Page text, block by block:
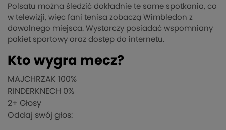
Polsatu można śledzić dokładnie te same spotkania, co
w telewizji, więc fani tenisa zobaczą Wimbledon z
dowolnego miejsca. Wystarczy posiadać wspomniany
pakiet sportowy oraz dostęp do internetu.
Kto wygra mecz?
MAJCHRZAK 100%
RINDERKNECH 0%
2+ Głosy
Oddaj swój głos: